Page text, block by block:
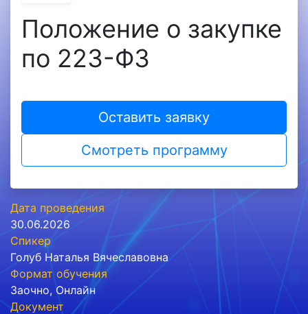
Положение о закупке
по 223-ФЗ
Оставить заявку
Смотреть программу
Дата проведения
30.06.2026
Спикер
Голуб Наталья Вячеславовна
Формат обучения
Заочно, Онлайн
Документ